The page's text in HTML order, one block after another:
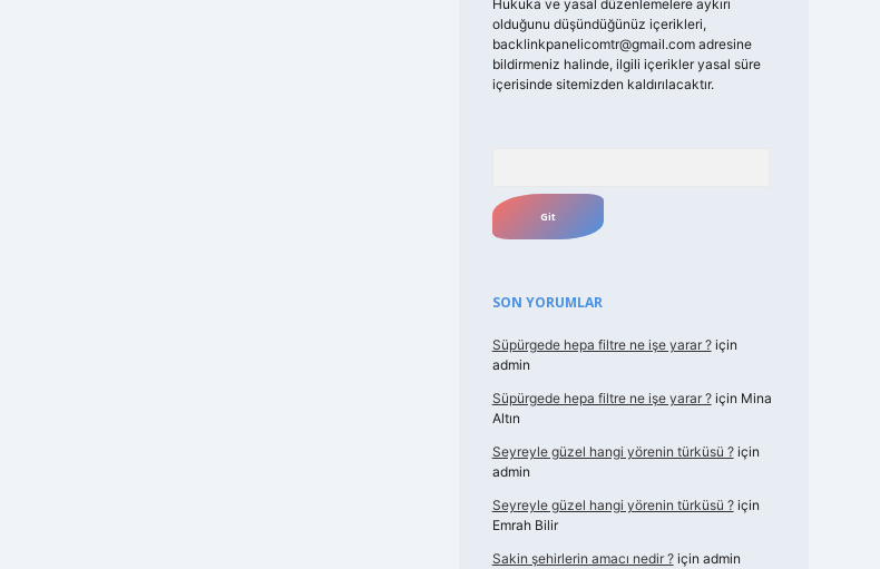
Hukuka ve yasal düzenlemelere aykırı
olduğunu düşündüğünüz içerikleri,
backlinkpanelicomtr@gmail.comadresine
bildirmeniz halinde, ilgili içerikler yasal süre
içerisinde sitemizden kaldırılacaktır.
SON YORUMLAR
Süpürgede hepa filtre ne işe yarar ?için
admin
Süpürgede hepa filtre ne işe yarar ?için Mina
Altın
Seyreyle güzel hangi yörenin türküsü ?için
admin
Seyreyle güzel hangi yörenin türküsü ?için
Emrah Bilir
Sakin şehirlerin amacı nedir ?için admin